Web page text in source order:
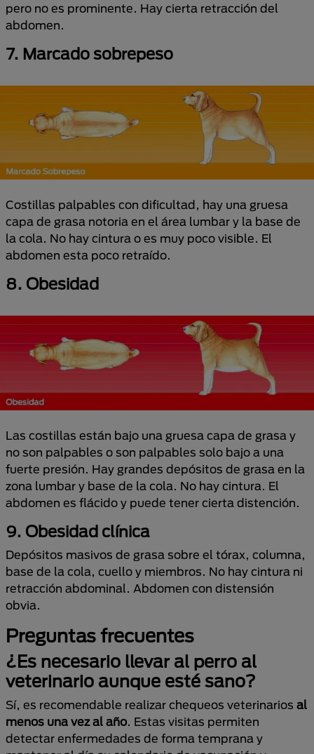
pero no es prominente. Hay cierta retracción del
abdomen.
7. Marcado sobrepeso
Costillas palpables con dificultad, hay una gruesa
capa de grasa notoria en el área lumbar y la base de
la cola. No hay cintura o es muy poco visible. El
abdomen esta poco retraído.
8. Obesidad
Las costillas están bajo una gruesa capa de grasa y
no son palpables o son palpables solo bajo a una
fuerte presión. Hay grandes depósitos de grasa en la
zona lumbar y base de la cola. No hay cintura. El
abdomen es flácido y puede tener cierta distención.
9. Obesidad clínica
Depósitos masivos de grasa sobre el tórax, columna,
base de la cola, cuello y miembros. No hay cintura ni
retracción abdominal. Abdomen con distensión
obvia.
Preguntas frecuentes
¿Es necesario llevar al perro al
veterinario aunque esté sano?
Sí, es recomendable realizar chequeos veterinarios al
menos una vez al año . Estas visitas permiten
detectar enfermedades de forma temprana y